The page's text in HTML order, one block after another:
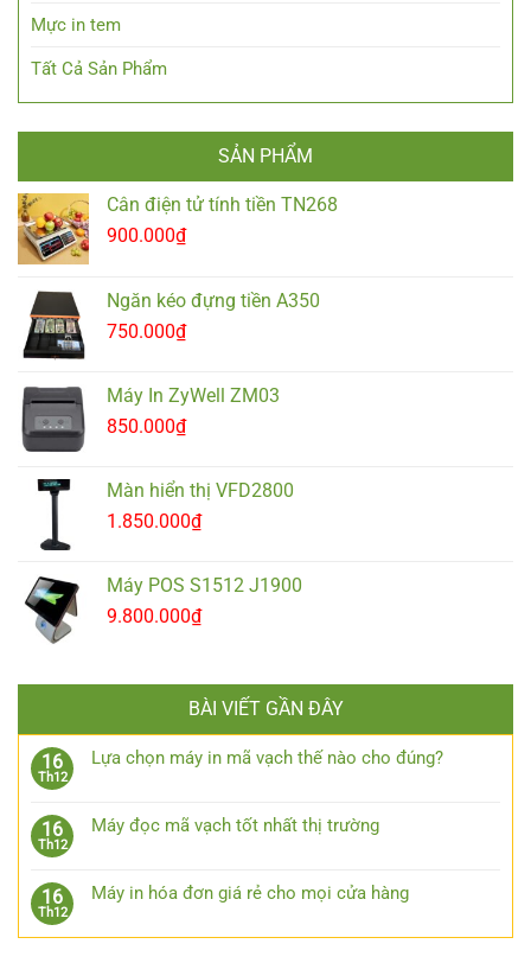
Mực in tem
Tất Cả Sản Phẩm
SẢN PHẨM
Cân điện tử tính tiền TN268
900.000₫
Ngăn kéo đựng tiền A350
750.000₫
Máy In ZyWell ZM03
850.000₫
Màn hiển thị VFD2800
1.850.000₫
Máy POS S1512 J1900
9.800.000₫
BÀI VIẾT GẦN ĐÂY
16
Th12
Lựa chọn máy in mã vạch thế nào cho đúng?
16
Th12
Máy đọc mã vạch tốt nhất thị trường
16
Th12
Máy in hóa đơn giá rẻ cho mọi cửa hàng